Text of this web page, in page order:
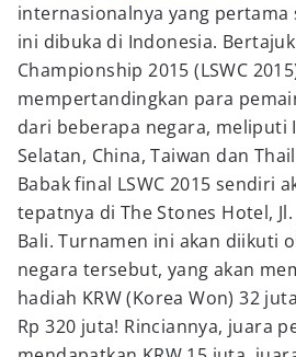
internasionalnya yang pertama
ini dibuka di Indonesia.
Championship 2015 (LSWC
mempertandingkan para
dari beberapa negara, meliputi
Selatan, China, Taiwan dan
Babak final LSWC 2015 sendiri
tepatnya di The Stones Hotel,
Bali. Turnamen ini akan diikuti
negara tersebut, yang akan
hadiah KRW (Korea Won) 32
Rp 320 juta! Rinciannya, juara